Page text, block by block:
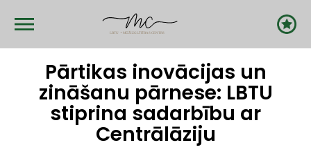
main
Pārtikas inovācijas un
zināšanu pārnese: LBTU
stiprina sadarbību ar
Centrālāziju